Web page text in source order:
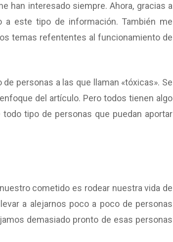
han interesado siempre. Ahora, gracias a
este tipo de información. También me
temas refententes al funcionamiento de
personas a las que llaman «tóxicas». Se
del artículo. Pero todos tienen algo
tipo de personas que puedan aportar
cometido es rodear nuestra vida de
a alejarnos poco a poco de personas
demasiado pronto de esas personas